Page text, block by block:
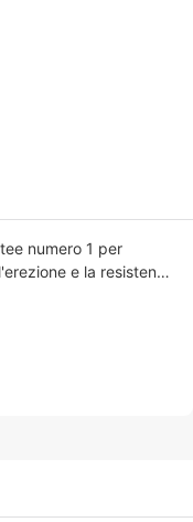
numero 1 per
e la resistenza